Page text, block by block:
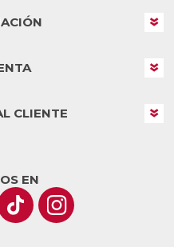
CLIENTE
EN